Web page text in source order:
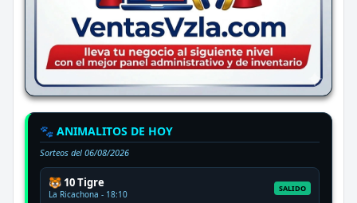
🐾 ANIMALITOS DE HOY
Sorteos del 06/08/2026
🐯 10 Tigre
La Ricachona - 18:10
SALIDO